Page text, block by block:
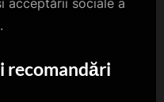
acceptării sociale a
recomandări